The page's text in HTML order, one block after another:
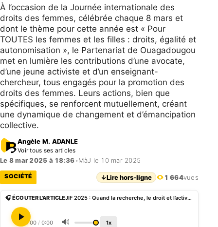
À l’occasion de la Journée internationale des
droits des femmes, célébrée chaque 8 mars et
dont le thème pour cette année est « Pour
TOUTES les femmes et les filles : droits, égalité et
autonomisation », le Partenariat de Ouagadougou
met en lumière les contributions d’une avocate,
d’une jeune activiste et d’un enseignant-
chercheur, tous engagés pour la promotion des
droits des femmes. Leurs actions, bien que
spécifiques, se renforcent mutuellement, créant
une dynamique de changement et d’émancipation
collective.
Angèle M. ADANLE
Voir tous ses articles
Le 8 mar 2025 à 18:36•MàJ le 10 mar 2025
SOCIÉTÉ ↓Lire hors-ligne 1 664vues
🎧 ÉCOUTER L'ARTICLE JIF 2025 : Quand la recherche, le droit et l’activisme s’unissent pour l’égalité de genre
0:00 / 0:00 🔊 1x